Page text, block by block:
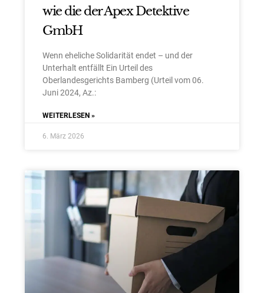
wie die der Apex Detektive
GmbH
Wenn eheliche Solidarität endet – und der
Unterhalt entfällt Ein Urteil des
Oberlandesgerichts Bamberg (Urteil vom 06.
Juni 2024, Az.:
WEITERLESEN »
6. März 2026